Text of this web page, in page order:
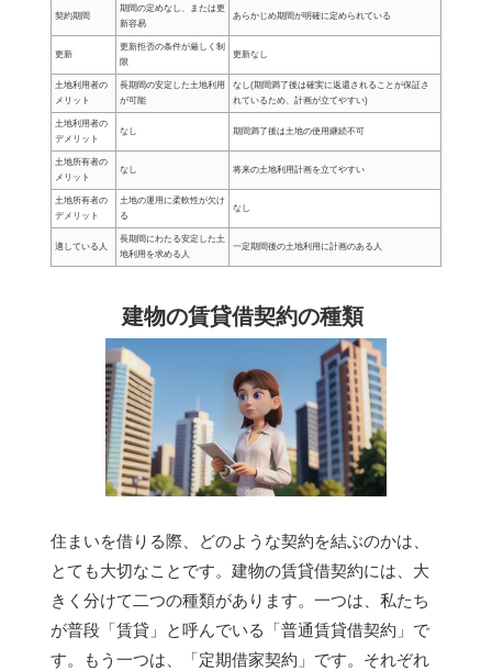
契約期間
期間の定めなし、または更
新容易
あらかじめ期間が明確に定められている
更新
更新拒否の条件が厳しく制
限
更新なし
土地利用者の
メリット
長期間の安定した土地利用
が可能
なし(期間満了後は確実に返還されることが保証さ
れているため、計画が立てやすい)
土地利用者の
デメリット
なし 期間満了後は土地の使用継続不可
土地所有者の
メリット
なし 将来の土地利用計画を立てやすい
土地所有者の
デメリット
土地の運用に柔軟性が欠け
る
なし
適している人
長期間にわたる安定した土
地利用を求める人
一定期間後の土地利用に計画のある人
建物の賃貸借契約の種類
住まいを借りる際、どのような契約を結ぶのかは、
とても大切なことです。建物の賃貸借契約には、大
きく分けて二つの種類があります。一つは、私たち
が普段「賃貸」と呼んでいる「普通賃貸借契約」で
す。もう一つは、「定期借家契約」です。それぞれ